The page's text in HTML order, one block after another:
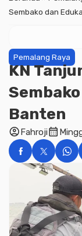
Sembako dan
Pemalang Raya
KN
Banten
account_circleFahrojicalendar_month